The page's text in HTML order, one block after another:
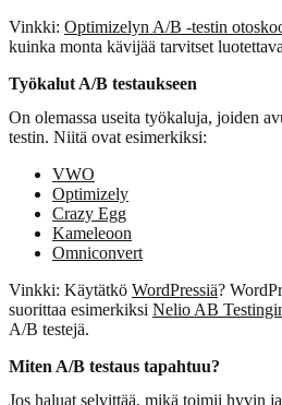
Vinkki: Optimizelyn A/B -testin
kuinka monta kävijää tarvitset
Työkalut A/B testaukseen
On olemassa useita työkaluja, joiden
testin. Niitä ovat esimerkiksi:
VWO
Optimizely
Crazy Egg
Kameleoon
Omniconvert
Vinkki: Käytätkö WordPressiä?
suorittaa esimerkiksi Nelio AB
A/B testejä.
Miten A/B testaus tapahtuu?
Jos haluat selvittää, mikä toimii hyvin